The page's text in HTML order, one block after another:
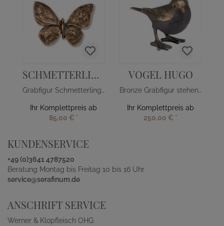
SCHMETTERLING PAN
Grabfigur Schmetterling Bronze/Alu
Ihr Komplettpreis ab
85,00 € *
VOGEL HUGO
Bronze Grabfigur stehender Vogel
Ihr Komplettpreis ab
250,00 € *
KUNDENSERVICE
+49 (0)3641 4787520
Beratung Montag bis Freitag 10 bis 16 Uhr
service@serafinum.de
ANSCHRIFT SERVICE
Werner & Klopfleisch OHG